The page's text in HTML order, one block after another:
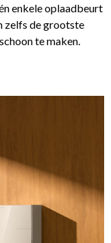
enkele oplaadbeurt
zelfs de grootste
te maken.